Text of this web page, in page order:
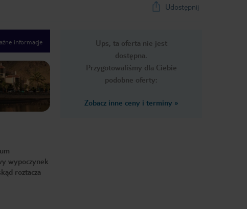
Udostępnij
Ups, ta oferta nie jest
dostępna.
Przygotowaliśmy dla Ciebie
podobne oferty:
Zobacz inne ceny i terminy »
informacje
Next slide
1 /23
wypoczynek
roztacza